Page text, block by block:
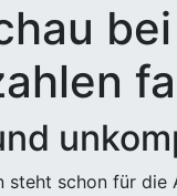
schon für